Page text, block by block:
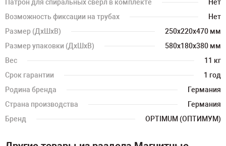
Патрон для спиральных сверл в комплекте
Нет
Возможность фиксации на трубах
Нет
Размер (ДхШхВ)
250х220х470 мм
Размер упаковки (ДхШхВ)
580х180х380 мм
Вес
11 кг
Срок гарантии
1 год
Родина бренда
Германия
Страна производства
Германия
Бренд
OPTIMUM (ОПТИМУМ)